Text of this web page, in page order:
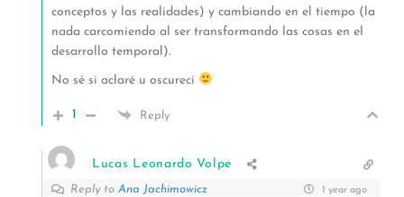
conceptos y las realidades) y cambiando en el tiempo (la
nada carcomiendo al ser transformando las cosas en el
desarrollo temporal).
No sé si aclaré u oscurecí
1 Reply
Lucas Leonardo Volpe
Reply to Ana Jachimowicz 1 year ago